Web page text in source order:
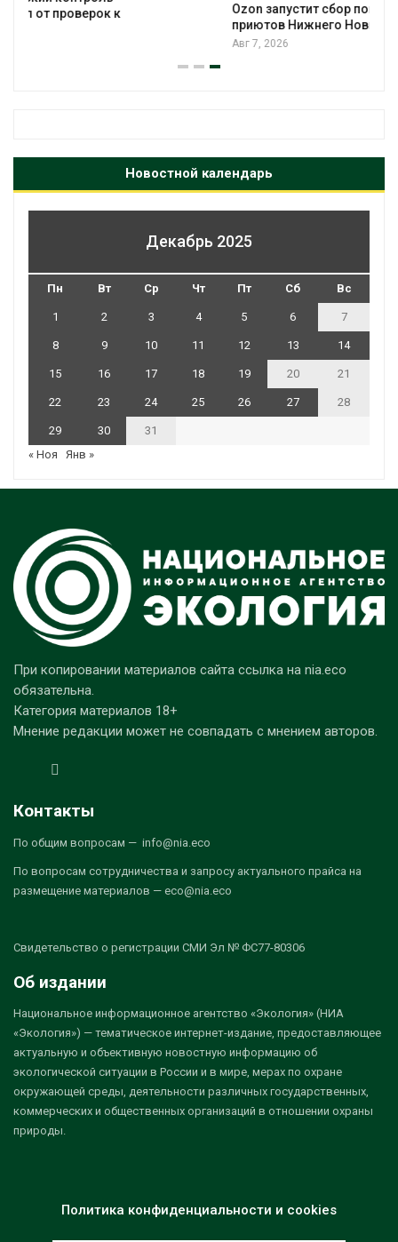
Ozon запустит сбор помощи для
приютов Нижнего Новгорода
Новостной календарь
Декабрь 2025
Пн Вт Ср Чт Пт Сб Вс
1 2 3 4 5 6 7
8 9 10 11 12 13 14
15 16 17 18 19 20 21
22 23 24 25 26 27 28
29 30
31
« Ноя
Янв »
При копировании материалов сайта ссылка на nia.eco
обязательна.
Категория материалов 18+
Мнение редакции может не совпадать с мнением авторов.
Контакты
По общим вопросам — info@nia.eco
По вопросам сотрудничества и запросу актуального прайса на
размещение материалов — eco@nia.eco
Свидетельство о регистрации СМИ Эл № ФС77-80306
Об издании
Национальное информационное агентство «Экология» (НИА
«Экология») — тематическое интернет-издание, предоставляющее
актуальную и объективную новостную информацию об
экологической ситуации в России и в мире, мерах по охране
окружающей среды, деятельности различных государственных,
коммерческих и общественных организаций в отношении охраны
природы.
Политика конфиденциальности и cookies